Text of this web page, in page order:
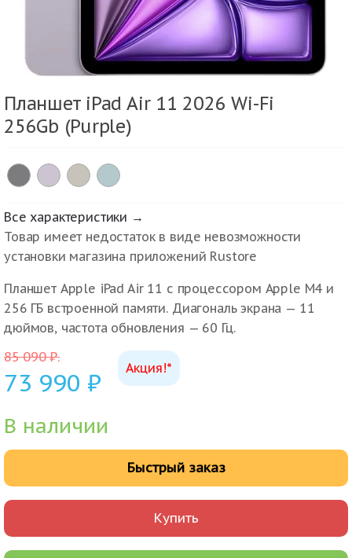
Планшет iPad Air 11 2026 Wi-Fi
256Gb (Purple)
Все характеристики →
Товар имеет недостаток в виде невозможности
установки магазина приложений Rustore
Планшет Apple iPad Air 11 с процессором Apple M4 и
256 ГБ встроенной памяти. Диагональ экрана — 11
дюймов, частота обновления — 60 Гц.
Акция!*
85 090₽.
73 990 ₽
В наличии
Купить
Быстрый заказ